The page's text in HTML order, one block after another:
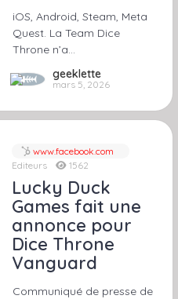
iOS, Android, Steam, Meta
Quest. La Team Dice
Throne n’a…
geeklette
mars 5, 2026
www.facebook.com
Editeurs
1562
Lucky Duck
Games fait une
annonce pour
Dice Throne
Vanguard
Communiqué de presse de